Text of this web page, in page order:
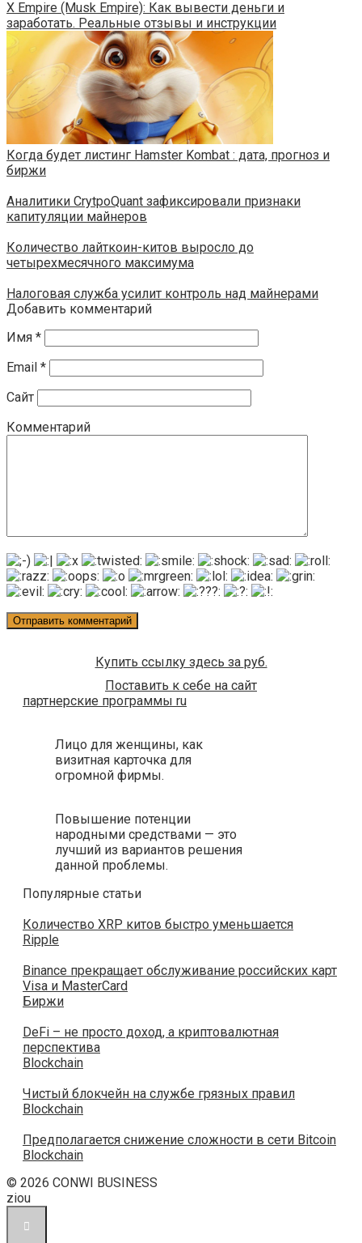
X Empire (Musk Empire): Как вывести деньги и
заработать. Реальные отзывы и инструкции
Когда будет листинг Hamster Kombat : дата, прогноз и
биржи
Аналитики CrytpoQuant зафиксировали признаки
капитуляции майнеров
Количество лайткоин-китов выросло до
четырехмесячного максимума
Налоговая служба усилит контроль над майнерами
Добавить комментарий
Имя *
Email *
Сайт
Комментарий
Купить ссылку здесь за руб.
Поставить к себе на сайт
партнерские программы ru
Лицо для женщины, как
визитная карточка для
огромной фирмы.
Повышение потенции
народными средствами — это
лучший из вариантов решения
данной проблемы.
Популярные статьи
Количество XRP китов быстро уменьшается
Ripple
Binance прекращает обслуживание российских карт
Visa и MasterCard
Биржи
DeFi – не просто доход, а криптовалютная
перспектива
Blockchain
Чистый блокчейн на службе грязных правил
Blockchain
Предполагается снижение сложности в сети Bitcoin
Blockchain
© 2026 CONWI BUSINESS
ziou